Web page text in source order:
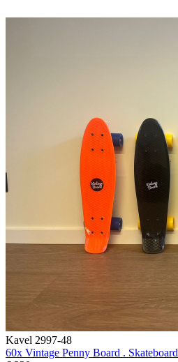
Kavel 2997-48
60x Vintage Penny Board . Skateboard